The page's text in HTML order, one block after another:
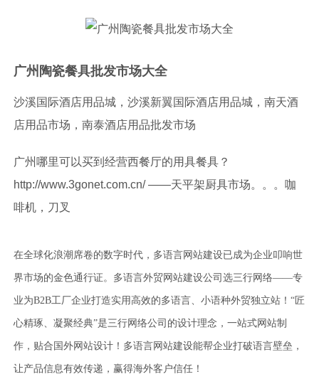
广州陶瓷餐具批发市场大全
沙溪国际酒店用品城，沙溪新翼国际酒店用品城，南天酒
店用品市场，南泰酒店用品批发市场
广州哪里可以买到经营西餐厅的用具餐具？
http://www.3gonet.com.cn/——天平架厨具市场。。。咖
啡机，刀叉
在全球化浪潮席卷的数字时代，多语言网站建设已成为企业叩响世
界市场的金色通行证。多语言外贸网站建设公司选三行网络——专
业为B2B工厂企业打造实用高效的多语言、小语种外贸独立站！“匠
心精琢、凝聚经典”是三行网络公司的设计理念，一站式网站制
作，贴合国外网站设计！多语言网站建设能帮企业打破语言壁垒，
让产品信息有效传递，赢得海外客户信任！